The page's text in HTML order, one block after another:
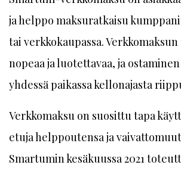
ja helppo maksuratkaisu
tai verkkokaupassa.
nopeaa ja luotettavaa, ja
yhdessä paikassa kellonajasta
Verkkomaksu on suosittu tapa
etuja helppoutensa ja
Smartumin kesäkuussa 2021